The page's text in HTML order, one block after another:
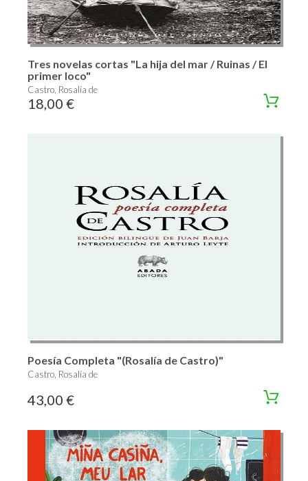
Tres novelas cortas "La hija del mar / Ruinas / El
primer loco"
Castro, Rosalía de
18,00 €
Poesía Completa "(Rosalía de Castro)"
Castro, Rosalía de
43,00 €